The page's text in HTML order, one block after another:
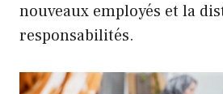
nouveaux employés et la
responsabilités.